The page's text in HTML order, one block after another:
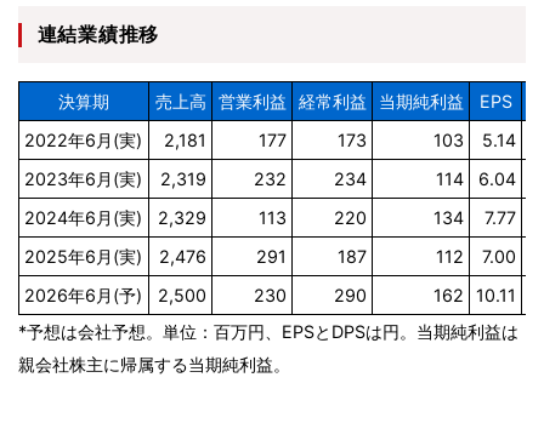
連結業績推移
決算期 売上高 営業利益 経常利益 当期純利益 EPS
2022年6月(実)
2,181 177 173 103 5.14
2023年6月(実)
2,319 232 234 114 6.04
2024年6月(実)
2,329 113 220 134 7.77
2025年6月(実)
2,476 291 187 112 7.00
2026年6月(予)
2,500 230 290 162 10.11
*予想は会社予想。単位：百万円、EPSとDPSは円。当期純利益は
親会社株主に帰属する当期純利益。